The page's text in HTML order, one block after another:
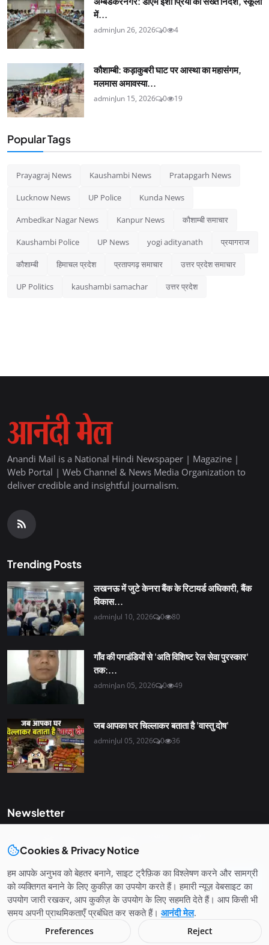
में...
adminJun 26, 2026 0 4
कौशाम्बी: कड़ाकुबरी घाट पर आस्था का महासंगम,
मलमास अमावस्या...
adminJun 15, 2026 0 19
Popular Tags
Prayagraj News Kaushambi News Pratapgarh News
Lucknow News UP Police Kunda News
Ambedkar Nagar News Kanpur News कौशाम्बी समाचार
Kaushambi Police UP News yogi adityanath प्रयागराज
कौशाम्बी हिमाचल प्रदेश प्रतापगढ़ समाचार उत्तर प्रदेश समाचार
UP Politics kaushambi samachar उत्तर प्रदेश
Anandi Mail is a National Hindi Newspaper | Magazine |
Web Portal | Web Channel & News Media Organization to
deliver credible and insightful journalism.
Trending Posts
लखनऊ में जुटे केनरा बैंक के रिटायर्ड अधिकारी, बैंक
विकास...
adminJul 10, 2026 0 80
गाँव की पगडंडियों से 'अति विशिष्ट रेल सेवा पुरस्कार'
तक:...
adminJan 05, 2026 0 49
जब आपका घर चिल्लाकर बताता है 'वास्तु दोष'
adminJul 05, 2026 0 36
Newsletter
inbox. Sign up for our newsletter.
Join
Cookies & Privacy Notice
हम आपके अनुभव को बेहतर बनाने, साइट ट्रैफ़िक का विश्लेषण करने और सामग्री
को व्यक्तिगत बनाने के लिए कुकीज़ का उपयोग करते हैं। हमारी न्यूज़ वेबसाइट का
उपयोग जारी रखकर, आप कुकीज़ के उपयोग के लिए सहमति देते हैं। आप किसी भी
समय अपनी प्राथमिकताएँ प्रबंधित कर सकते हैं। आनंदी मेल.
Preferences Reject